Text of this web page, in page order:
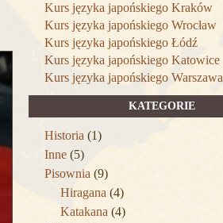
Kurs języka japońskiego Kraków
Kurs języka japońskiego Wrocław
Kurs języka japońskiego Łódź
Kurs języka japońskiego Katowice
Kurs języka japońskiego Warszawa
KATEGORIE
Historia (1)
Inne (5)
Pisownia (9)
Hiragana (4)
Katakana (4)